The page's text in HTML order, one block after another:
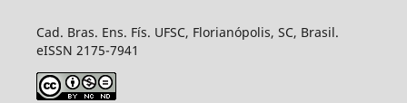
Cad. Bras. Ens. Fís. UFSC, Florianópolis, SC, Brasil.
eISSN 2175-7941